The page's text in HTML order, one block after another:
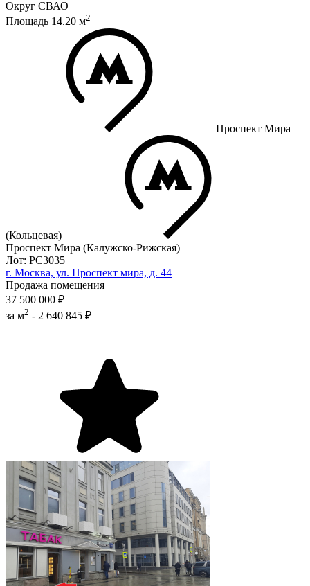
Округ СВАО
Площадь 14.20 м2
Проспект Мира
(Кольцевая)
Проспект Мира (Калужско-Рижская)
Лот: РС3035
г. Москва, ул. Проспект мира, д. 44
Продажа помещения
37 500 000 ₽
за м2 - 2 640 845 ₽